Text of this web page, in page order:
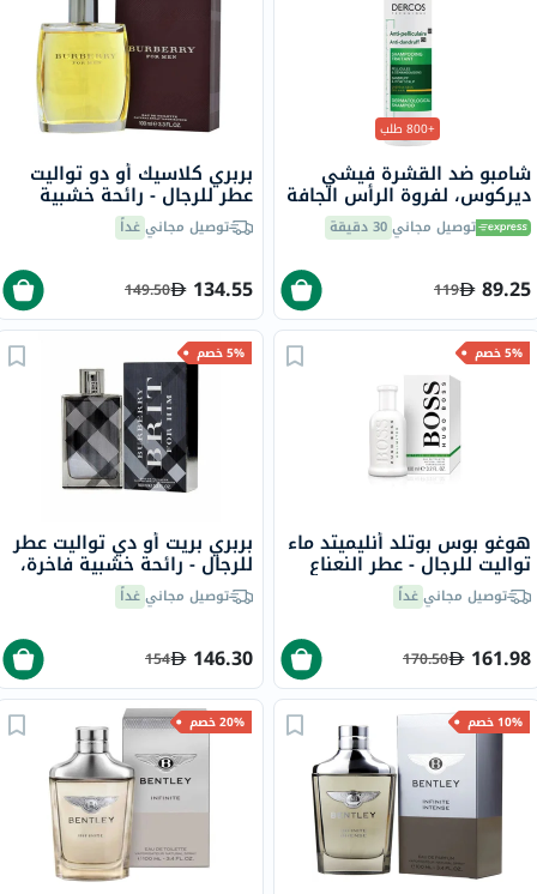
+800 طلب
شامبو ضد القشرة فيشي
ديركوس، لفروة الرأس الجافة
والحكة، 200 ملتوصيل مجاني30 دقيقة
89.25
119
بربري كلاسيك أو دو تواليت
عطر للرجال - رائحة خشبية
حارة فاخرة 100 مل
توصيل مجانيغداً
134.55
149.50
5% خصم
هوغو بوس بوتلد أنليميتد ماء
تواليت للرجال - عطر النعناع
والخشب 100 مل
توصيل مجانيغداً
161.98
170.50
5% خصم
بربري بريت أو دي تواليت عطر
للرجال - رائحة خشبية فاخرة،
100 ملتوصيل مجانيغداً
146.30
154
10% خصم 20% خصم